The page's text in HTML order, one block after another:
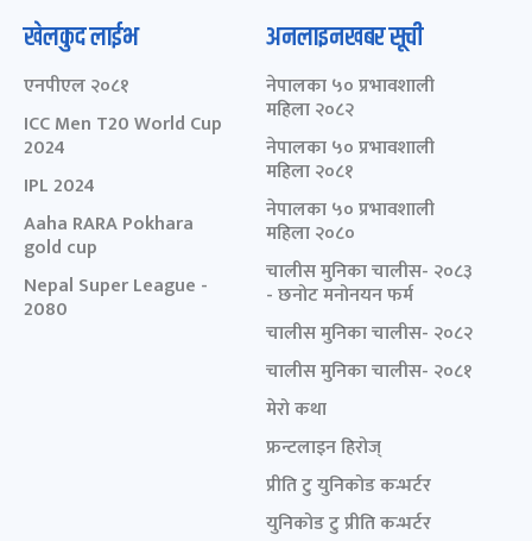
खेलकुद लाईभ
एनपीएल २०८१
ICC Men T20 World Cup
2024
IPL 2024
Aaha RARA Pokhara
gold cup
Nepal Super League -
2080
अनलाइनखबर सूची
नेपालका ५० प्रभावशाली
महिला २०८२
नेपालका ५० प्रभावशाली
महिला २०८१
नेपालका ५० प्रभावशाली
महिला २०८०
चालीस मुनिका चालीस- २०८३
- छनोट मनोनयन फर्म
चालीस मुनिका चालीस- २०८२
चालीस मुनिका चालीस- २०८१
मेरो कथा
फ्रन्टलाइन हिरोज्
प्रीति टु युनिकोड कन्भर्टर
युनिकोड टु प्रीति कन्भर्टर